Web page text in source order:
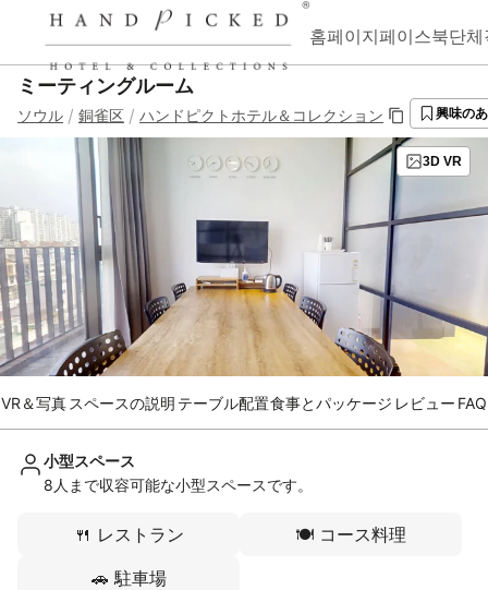
홈페이지페이스북단
ミーティングルーム
ソウル / 銅雀区 / ハンドピクトホテル＆コレクション 興味の
3D VR
VR＆写真 スペースの説明 テーブル配置食事とパッケージ レビュー FAQ
小型スペース
8人まで収容可能な小型スペースです。
🍴 レストラン 🍽️ コース料理
🚗 駐車場